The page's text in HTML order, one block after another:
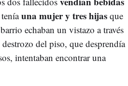
una mujer y tres hijas que
echaban un vistazo a través
del piso, que desprendía
intentaban encontrar una